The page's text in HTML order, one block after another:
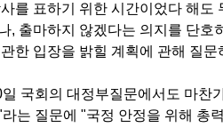
를 표하기 위한 시간이었다 해도
, 출마하지 않겠다는 의지를 단호
한 입장을 밝힐 계획에 관해 질
국회의 대정부질문에서도 마찬
는 질문에 "국정 안정을 위해 총